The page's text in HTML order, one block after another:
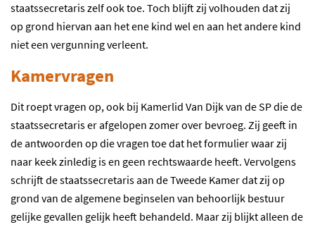
staatssecretaris zelf ook toe. Toch blijft zij volhouden dat zij
op grond hiervan aan het ene kind wel en aan het andere kind
niet een vergunning verleent.
Kamervragen
Dit roept vragen op, ook bij Kamerlid Van Dijk van de SP die de
staatssecretaris er afgelopen zomer over bevroeg. Zij geeft in
de antwoorden op die vragen toe dat het formulier waar zij
naar keek zinledig is en geen rechtswaarde heeft. Vervolgens
schrijft de staatssecretaris aan de Tweede Kamer dat zij op
grond van de algemene beginselen van behoorlijk bestuur
gelijke gevallen gelijk heeft behandeld. Maar zij blijkt alleen de